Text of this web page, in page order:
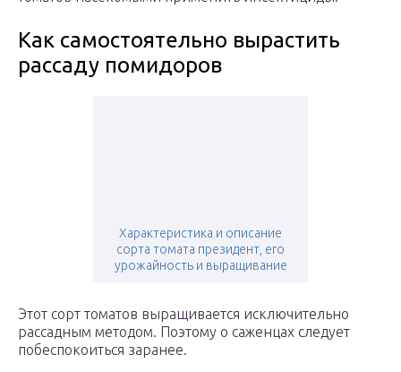
Как самостоятельно вырастить
рассаду помидоров
Характеристика и описание
сорта томата президент, его
урожайность и выращивание
Этот сорт томатов выращивается исключительно
рассадным методом. Поэтому о саженцах следует
побеспокоиться заранее.